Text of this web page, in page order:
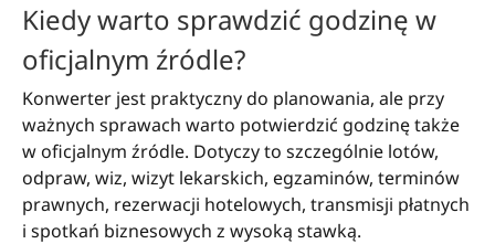
Kiedy warto sprawdzić godzinę w
oficjalnym źródle?
Konwerter jest praktyczny do planowania, ale przy
ważnych sprawach warto potwierdzić godzinę także
w oficjalnym źródle. Dotyczy to szczególnie lotów,
odpraw, wiz, wizyt lekarskich, egzaminów, terminów
prawnych, rezerwacji hotelowych, transmisji płatnych
i spotkań biznesowych z wysoką stawką.